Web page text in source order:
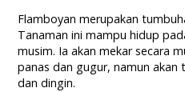
Flamboyan merupakan
Tanaman ini mampu hidup
musim. Ia akan mekar secara
panas dan gugur, namun
dan dingin.